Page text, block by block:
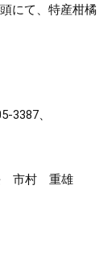
て、特産柑橘
3387、
村 重雄